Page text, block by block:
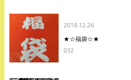
2018.12.26
★☆福袋☆★
032